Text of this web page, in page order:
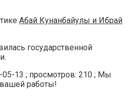
Абай Кунанбайулы и Ибрай
государственной
13 ; просмотров: 210 ; Мы
работы!